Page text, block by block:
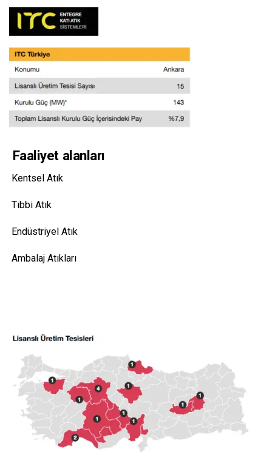
Faaliyet alanları
Kentsel Atık
Tıbbi Atık
Endüstriyel Atık
Ambalaj Atıkları